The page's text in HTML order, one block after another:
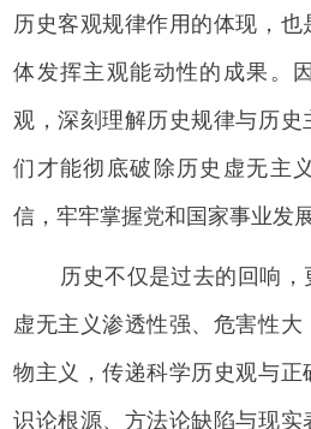
历史客观规律作用的体现，
体发挥主观能动性的成果。
观，深刻理解历史规律与历
们才能彻底破除历史虚无主
信，牢牢掌握党和国家事业发
历史不仅是过去的回响
虚无主义渗透性强、危害性
物主义，传递科学历史观与正
识论根源、方法论缺陷与现